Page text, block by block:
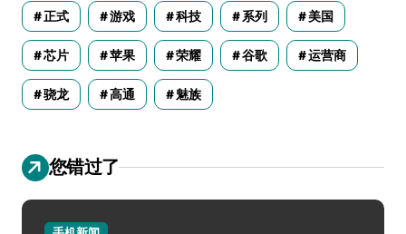
正式 游戏 科技 系列 美国
芯片 苹果 荣耀 谷歌 运营商
骁龙 高通 魅族
您错过了